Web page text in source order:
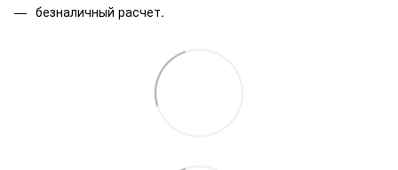
безналичный расчет.